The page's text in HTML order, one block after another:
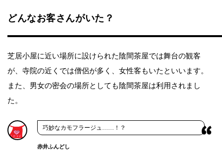
どんなお客さんがいた？
芝居小屋に近い場所に設けられた陰間茶屋では舞台の観客
が、寺院の近くでは僧侶が多く、女性客もいたといいます。
また、男女の密会の場所としても陰間茶屋は利用されまし
た。
巧妙なカモフラージュ……！？
赤井ふんどし